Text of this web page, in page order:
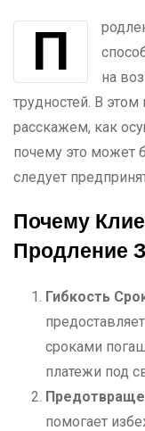
Продление займа в Vivus kz — это удобный
на
трудностей. В
расскажем, как
почему это может
следует
Почему
Продление
Гибкость
сроками
платежи под
помогает